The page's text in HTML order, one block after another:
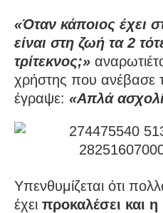
«Όταν κάποιος έχει
είναι στη ζωή τα 2
τρίτεκνος;»
χρήστης που ανέβασε
έγραψε: «Απλά
Υπενθυμίζεται ότι
έχει προκαλέσει και